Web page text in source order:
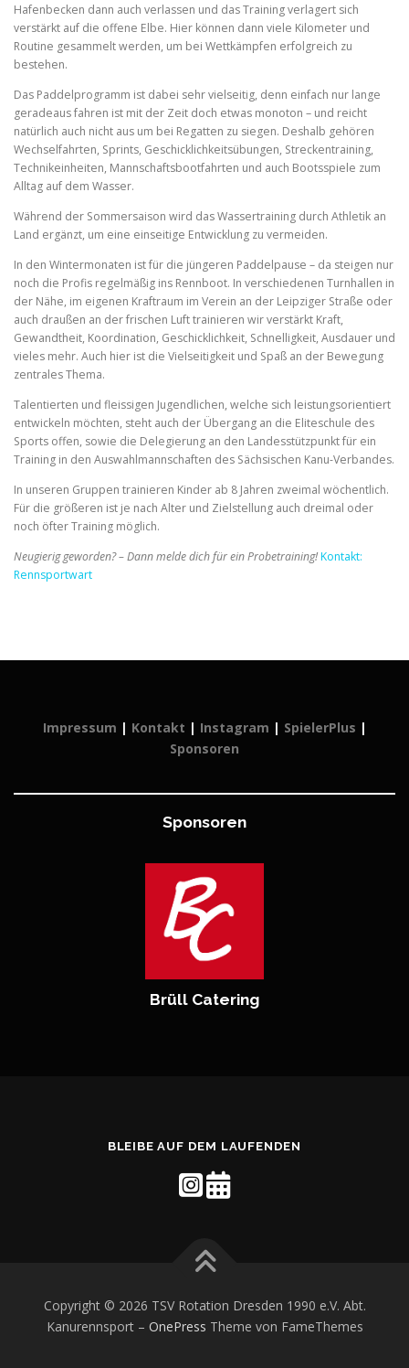
Hafenbecken dann auch verlassen und das Training verlagert sich
verstärkt auf die offene Elbe. Hier können dann viele Kilometer und
Routine gesammelt werden, um bei Wettkämpfen erfolgreich zu
bestehen.
Das Paddelprogramm ist dabei sehr vielseitig, denn einfach nur lange
geradeaus fahren ist mit der Zeit doch etwas monoton – und reicht
natürlich auch nicht aus um bei Regatten zu siegen. Deshalb gehören
Wechselfahrten, Sprints, Geschicklichkeitsübungen, Streckentraining,
Technikeinheiten, Mannschaftsbootfahrten und auch Bootsspiele zum
Alltag auf dem Wasser.
Während der Sommersaison wird das Wassertraining durch Athletik an
Land ergänzt, um eine einseitige Entwicklung zu vermeiden.
In den Wintermonaten ist für die jüngeren Paddelpause – da steigen nur
noch die Profis regelmäßig ins Rennboot. In verschiedenen Turnhallen in
der Nähe, im eigenen Kraftraum im Verein an der Leipziger Straße oder
auch draußen an der frischen Luft trainieren wir verstärkt Kraft,
Gewandtheit, Koordination, Geschicklichkeit, Schnelligkeit, Ausdauer und
vieles mehr. Auch hier ist die Vielseitigkeit und Spaß an der Bewegung
zentrales Thema.
Talentierten und fleissigen Jugendlichen, welche sich leistungsorientiert
entwickeln möchten, steht auch der Übergang an die Eliteschule des
Sports offen, sowie die Delegierung an den Landesstützpunkt für ein
Training in den Auswahlmannschaften des Sächsischen Kanu-Verbandes.
In unseren Gruppen trainieren Kinder ab 8 Jahren zweimal wöchentlich.
Für die größeren ist je nach Alter und Zielstellung auch dreimal oder
noch öfter Training möglich.
Neugierig geworden? – Dann melde dich für ein Probetraining!Kontakt:
Rennsportwart
Impressum | Kontakt | Instagram | SpielerPlus |
Sponsoren
Sponsoren
Brüll Catering
BLEIBE AUF DEM LAUFENDEN
Copyright © 2026 TSV Rotation Dresden 1990 e.V. Abt.
Kanurennsport – OnePress Theme von FameThemes